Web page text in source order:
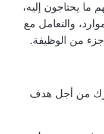
ما يحتاجون إليه،
والتعامل مع
من الوظيفة.
من أجل هدف